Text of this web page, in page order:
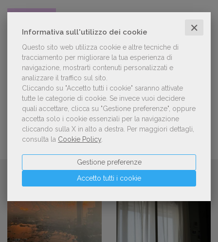
Informativa sull'utilizzo dei cookie ✕
Questo sito web utilizza cookie e altre tecniche di
tracciamento per migliorare la tua esperienza di
navigazione, mostrarti contenuti personalizzati e
analizzare il traffico sul sito.
Cliccando su "Accetto tutti i cookie" saranno attivate
tutte le categorie di cookie. Se invece vuoi decidere
quali accettare, clicca su "Gestione preferenze", oppure
accetta solo i cookie essenziali per la navigazione
cliccando sulla X in alto a destra.
Per maggiori dettagli,
consulta la Cookie Policy
Accetto tutti i cookie
Gestione preferenze
candidature per la quinta edizione,
Aperte le adesioni alla collettiva italiana
della China Shanghai International
Children's Book Fair 2026. Candidature
entro il 21 luglio 2026
CONTINUA A LEGGERE